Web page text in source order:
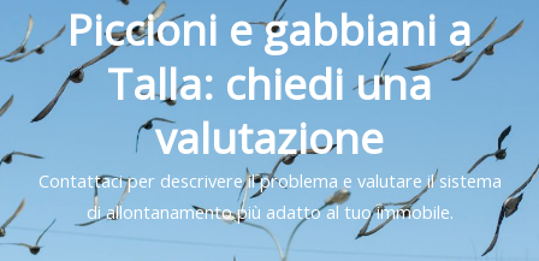
Piccioni e gabbiani a
Talla: chiedi una
valutazione
Contattaci per descrivere il problema e valutare il sistema
di allontanamento più adatto al tuo immobile.